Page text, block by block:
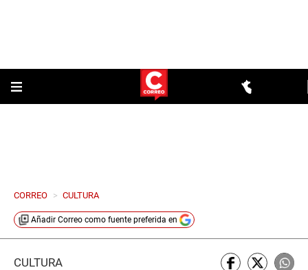
CORREO > CULTURA
Añadir Correo como fuente preferida en
CULTURA